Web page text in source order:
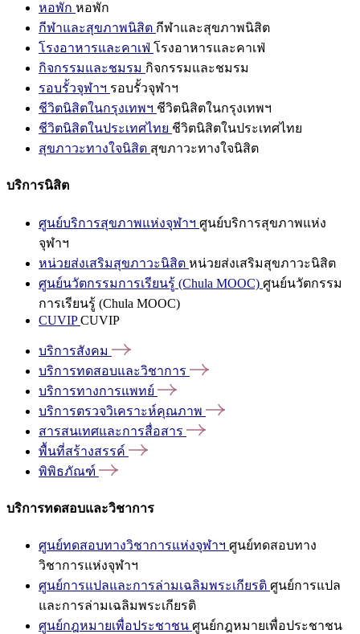
หอพัก หอพัก
กีฬาและสุขภาพนิสิต กีฬาและสุขภาพนิสิต
โรงอาหารและคาเฟ่ โรงอาหารและคาเฟ่
กิจกรรมและชมรม กิจกรรมและชมรม
รอบรั้วจุฬาฯ รอบรั้วจุฬาฯ
ชีวิตนิสิตในกรุงเทพฯ ชีวิตนิสิตในกรุงเทพฯ
ชีวิตนิสิตในประเทศไทย ชีวิตนิสิตในประเทศไทย
สุขภาวะทางใจนิสิต สุขภาวะทางใจนิสิต
บริการนิสิต
ศูนย์บริการสุขภาพแห่งจุฬาฯ ศูนย์บริการสุขภาพแห่ง
จุฬาฯ
หน่วยส่งเสริมสุขภาวะนิสิต หน่วยส่งเสริมสุขภาวะนิสิต
ศูนย์นวัตกรรมการเรียนรู้ (Chula MOOC) ศูนย์นวัตกรรม
การเรียนรู้ (Chula MOOC)
CUVIPCUVIP
บริการสังคม
บริการทดสอบและวิชาการ
บริการทางการแพทย์
บริการตรวจวิเคราะห์คุณภาพ
สารสนเทศและการสื่อสาร
พื้นที่สร้างสรรค์
พิพิธภัณฑ์
บริการทดสอบและวิชาการ
ศูนย์ทดสอบทางวิชาการแห่งจุฬาฯ ศูนย์ทดสอบทาง
วิชาการแห่งจุฬาฯ
ศูนย์การแปลและการล่ามเฉลิมพระเกียรติ ศูนย์การแปล
และการล่ามเฉลิมพระเกียรติ
ศูนย์กฎหมายเพื่อประชาชน ศูนย์กฎหมายเพื่อประชาชน